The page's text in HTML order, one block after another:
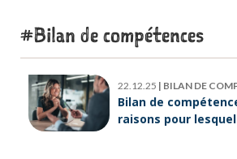
Bilan de compétences
22.12.25 | BILAN DE
Bilan de
raisons pour